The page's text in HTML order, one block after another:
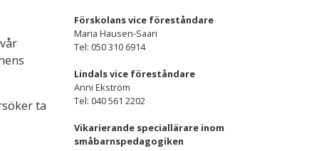
ta
Förskolans vice föreståndare
Maria Hausen-Saari
Tel: 050 310 6914
Lindals vice föreståndare
Anni Ekström
Tel: 040 561 2202
Vikarierande speciallärare inom
småbarnspedagogiken